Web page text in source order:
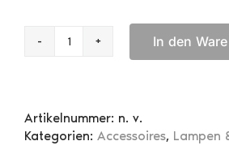
Book
Menge
In den
Artikelnummer: n. v.
Kategorien: Accessoires, Lampen